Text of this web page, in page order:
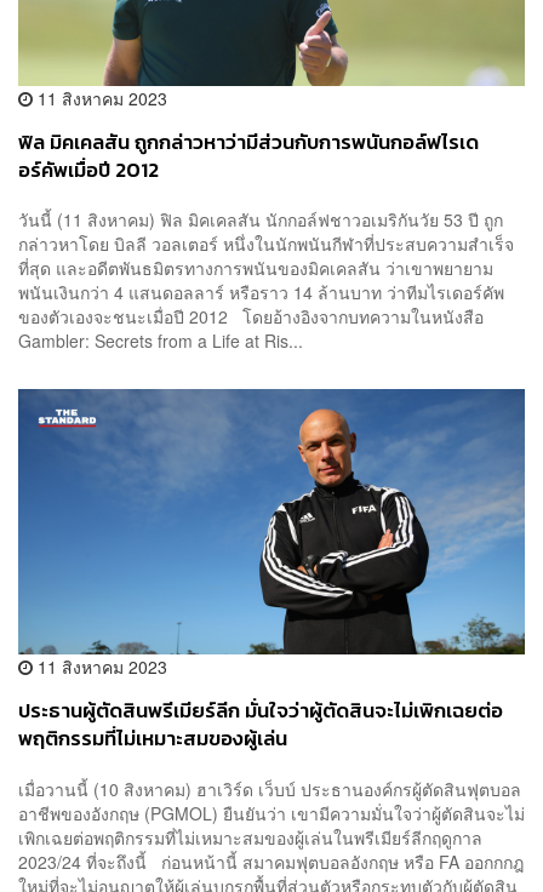
11 สิงหาคม 2023
ฟิล มิคเคลสัน ถูกกล่าวหาว่ามีส่วนกับการพนันกอล์ฟไรเด
อร์คัพเมื่อปี 2012
วันนี้ (11 สิงหาคม) ฟิล มิคเคลสัน นักกอล์ฟชาวอเมริกันวัย 53 ปี ถูก
กล่าวหาโดย บิลลี วอลเตอร์ หนึ่งในนักพนันกีฬาที่ประสบความสำเร็จ
ที่สุด และอดีตพันธมิตรทางการพนันของมิคเคลสัน ว่าเขาพยายาม
พนันเงินกว่า 4 แสนดอลลาร์ หรือราว 14 ล้านบาท ว่าทีมไรเดอร์คัพ
ของตัวเองจะชนะเมื่อปี 2012 โดยอ้างอิงจากบทความในหนังสือ
Gambler: Secrets from a Life at Ris...
11 สิงหาคม 2023
ประธานผู้ตัดสินพรีเมียร์ลีก มั่นใจว่าผู้ตัดสินจะไม่เพิกเฉยต่อ
พฤติกรรมที่ไม่เหมาะสมของผู้เล่น
เมื่อวานนี้ (10 สิงหาคม) ฮาเวิร์ด เว็บบ์ ประธานองค์กรผู้ตัดสินฟุตบอล
อาชีพของอังกฤษ (PGMOL) ยืนยันว่า เขามีความมั่นใจว่าผู้ตัดสินจะไม่
เพิกเฉยต่อพฤติกรรมที่ไม่เหมาะสมของผู้เล่นในพรีเมียร์ลีกฤดูกาล
2023/24 ที่จะถึงนี้ ก่อนหน้านี้ สมาคมฟุตบอลอังกฤษ หรือ FA ออกกกฎ
ใหม่ที่จะไม่อนุญาตให้ผู้เล่นบุกรุกพื้นที่ส่วนตัวหรือกระทบตัวกับผู้ตัดสิน